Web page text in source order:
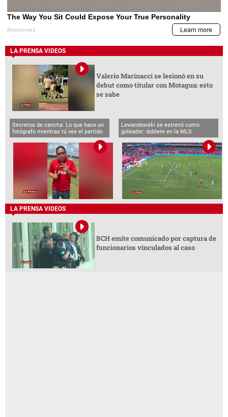
LA PRENSA VIDEOS
Valerio Marinacci se lesionó en su
debut como titular con Motagua: esto
se sabe
Secretos de cancha: Lo que hace un
fotógrafo mientras tú ves el partido
Lewandowski se estrenó como
goleador: doblete en la MLS
LA PRENSA VIDEOS
BCH emite comunicado por captura de
funcionarios vinculados al caso